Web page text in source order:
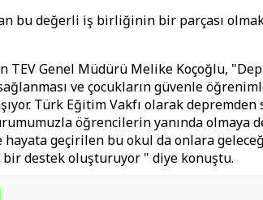
bu değerli iş birliğinin bir parçası
Genel Müdürü Melike Koçoğlu,
ve çocukların güvenle
Türk Eğitim Vakfı olarak depremden
öğrencilerin yanında olmaya
geçirilen bu okul da onlara
destek oluşturuyor " diye konuştu.